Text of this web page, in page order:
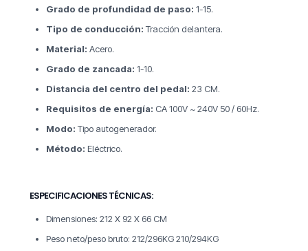
Grado de profundidad de paso: 1-15.
Tipo de conducción: Tracción delantera.
Material: Acero.
Grado de zancada: 1-10.
Distancia del centro del pedal: 23 CM.
Requisitos de energía: CA 100V ~ 240V 50 / 60Hz.
Modo: Tipo autogenerador.
Método: Eléctrico.
ESPECIFICACIONES TÉCNICAS:
Dimensiones: 212 X 92 X 66 CM
Peso neto/peso bruto: 212/296KG 210/294KG